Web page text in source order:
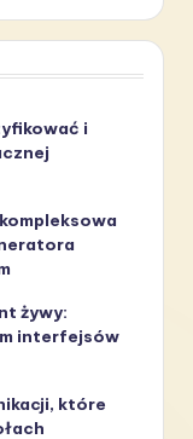
i
żywy:
interfejsów
które